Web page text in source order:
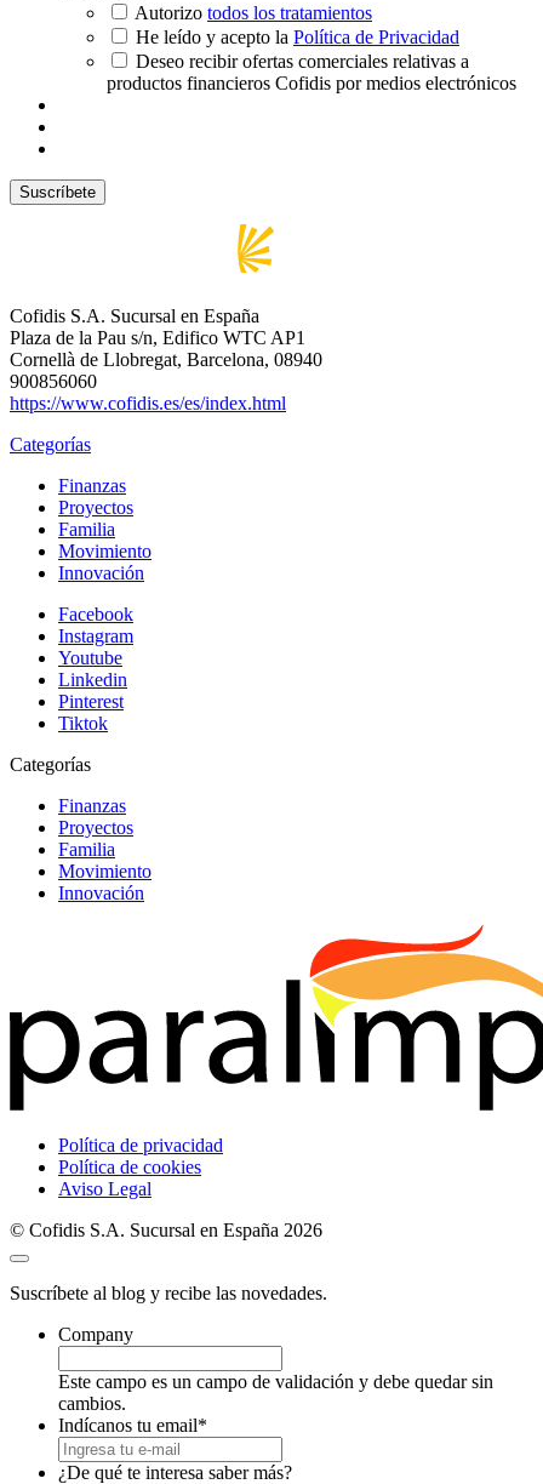
Autorizo todos los tratamientos
He leído y acepto la Política de Privacidad
Deseo recibir ofertas comerciales relativas a
productos financieros Cofidis por medios electrónicos
Cofidis S.A. Sucursal en España
Plaza de la Pau s/n, Edifico WTC AP1
Cornellà de Llobregat, Barcelona, 08940
900856060
https://www.cofidis.es/es/index.html
Categorías
Finanzas
Proyectos
Familia
Movimiento
Innovación
Facebook
Instagram
Youtube
Linkedin
Pinterest
Tiktok
Categorías
Finanzas
Proyectos
Familia
Movimiento
Innovación
Política de privacidad
Política de cookies
Aviso Legal
© Cofidis S.A. Sucursal en España 2026
Suscríbete al blog y recibe las novedades.
Company
Este campo es un campo de validación y debe quedar sin
cambios.
Indícanos tu email*
¿De qué te interesa saber más?